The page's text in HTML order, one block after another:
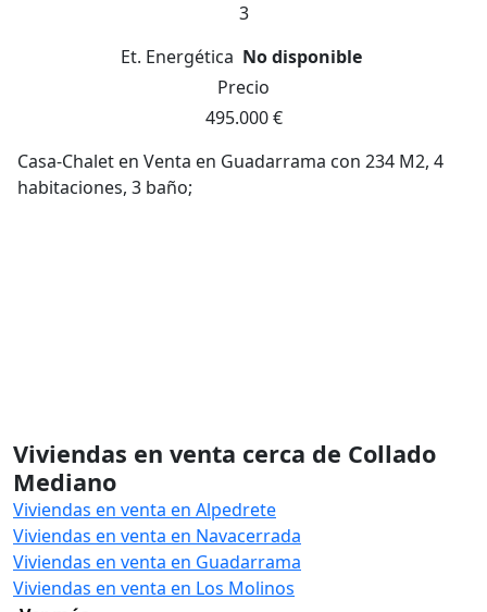
3
Et. Energética No disponible
Precio
495.000 €
Casa-Chalet en Venta en Guadarrama con 234 M2, 4
habitaciones, 3 baño;
Viviendas en venta cerca de Collado
Mediano
Viviendas en venta en Alpedrete
Viviendas en venta en Navacerrada
Viviendas en venta en Guadarrama
Viviendas en venta en Los Molinos